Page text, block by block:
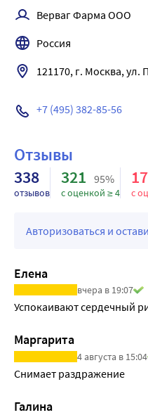
рвота, депрессия,
дыхания, кома, остановка
Лечение: регидратация,
почечной
Верваг Фарма ООО
Россия
121170, г. Москва, ул.
+7 (495) 382-85-56
Отзывы
338
отзывов
321 95%
с оценкой ≥ 4
17
с
Авторизоваться и
Елена
вчера в 19:07
Успокаивают сердечный
Маргарита
4 августа в 15:04
Снимает раздражение
Галина